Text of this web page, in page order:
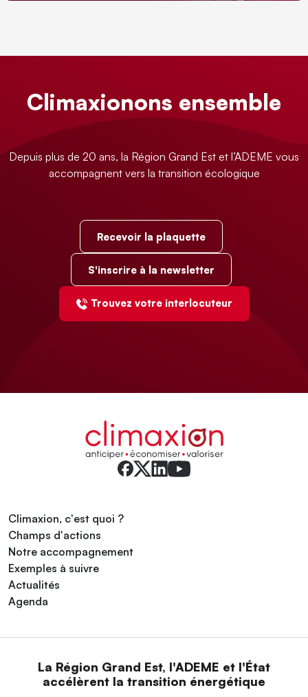
Climaxionons ensemble
Depuis plus de 20 ans, la Région Grand Est et l’ADEME vous
accompagnent vers la transition écologique
Recevoir la plaquette
S'inscrire à la newsletter
Trouvez votre interlocuteur
Climaxion, c'est quoi ?
Champs d'actions
Notre accompagnement
Exemples à suivre
Actualités
Agenda
La Région Grand Est, l'ADEME et l'État
accélèrent la transition énergétique